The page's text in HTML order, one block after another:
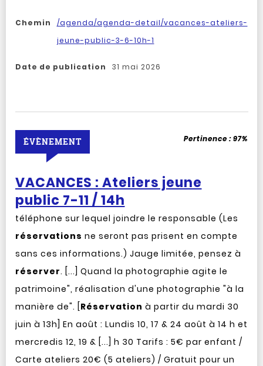
Chemin
/agenda/agenda-detail/vacances-ateliers-
jeune-public-3-6-10h-1
Date de publication 31 mai 2026
VACANCES : Ateliers jeune
public 7-11 / 14h
ÉVÈNEMENT Pertinence :97%
téléphone sur lequel joindre le responsable (Les
réservations ne seront pas prisent en compte
sans ces informations.) Jauge limitée, pensez à
réserver. [...] Quand la photographie agite le
patrimoine", réalisation d'une photographie "à la
manière de". [ Réservation à partir du mardi 30
juin à 13h] En août : Lundis 10, 17 & 24 août à 14 h et
mercredis 12, 19 & [...] h 30 Tarifs : 5€ par enfant /
Carte ateliers 20€ (5 ateliers) / Gratuit pour un